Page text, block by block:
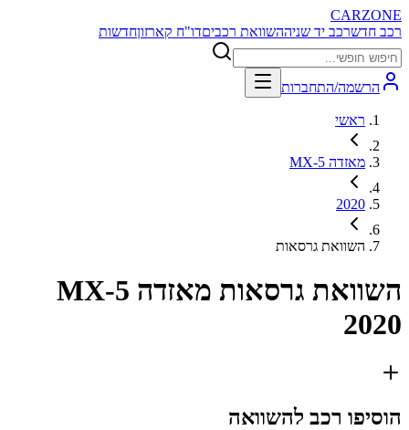
CARZONE
רכב חדשרכב יד שניההשוואת רכביםדו"ח קארזוןחדשות
הרשמה/התחברות
ראשי
מאזדה MX-5
2020
השוואת גרסאות
השוואת גרסאות
מאזדה MX-5
2020
הוסיפו רכב להשוואה